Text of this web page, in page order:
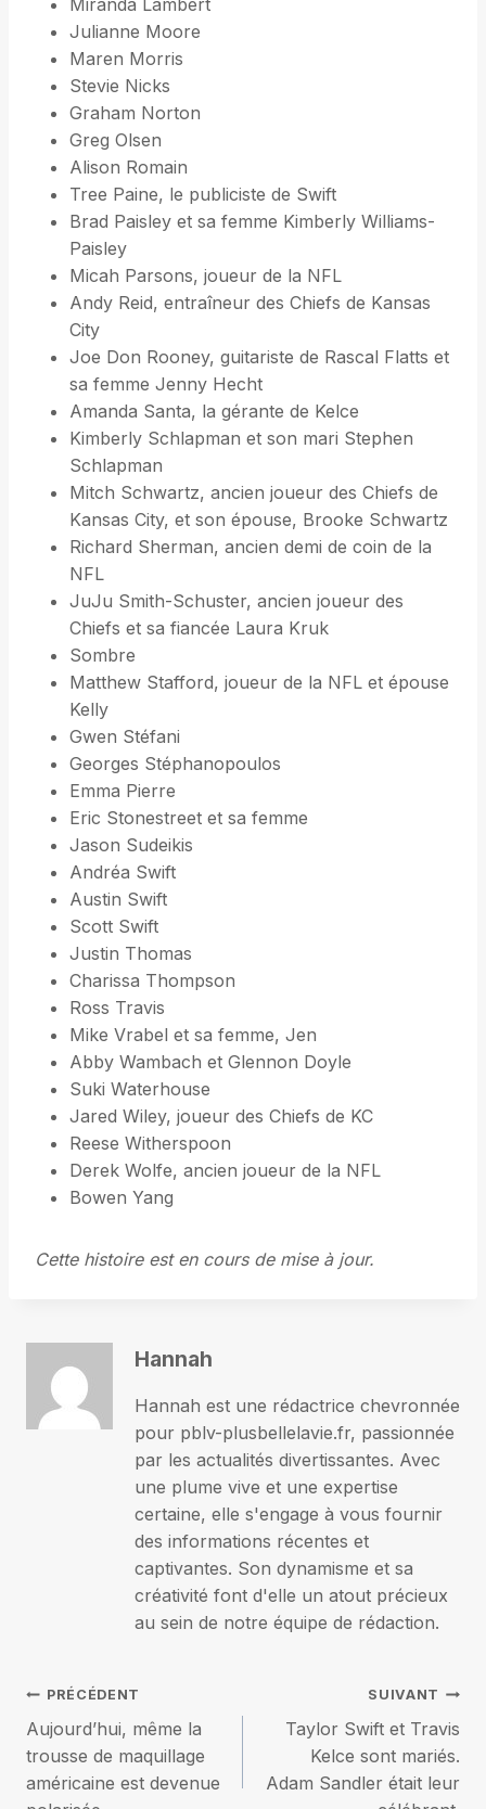
Miranda Lambert
Julianne Moore
Maren Morris
Stevie Nicks
Graham Norton
Greg Olsen
Alison Romain
Tree Paine, le publiciste de Swift
Brad Paisley et sa femme Kimberly Williams-
Paisley
Micah Parsons, joueur de la NFL
Andy Reid, entraîneur des Chiefs de Kansas
City
Joe Don Rooney, guitariste de Rascal Flatts et
sa femme Jenny Hecht
Amanda Santa, la gérante de Kelce
Kimberly Schlapman et son mari Stephen
Schlapman
Mitch Schwartz, ancien joueur des Chiefs de
Kansas City, et son épouse, Brooke Schwartz
Richard Sherman, ancien demi de coin de la
NFL
JuJu Smith-Schuster, ancien joueur des
Chiefs et sa fiancée Laura Kruk
Sombre
Matthew Stafford, joueur de la NFL et épouse
Kelly
Gwen Stéfani
Georges Stéphanopoulos
Emma Pierre
Eric Stonestreet et sa femme
Jason Sudeikis
Andréa Swift
Austin Swift
Scott Swift
Justin Thomas
Charissa Thompson
Ross Travis
Mike Vrabel et sa femme, Jen
Abby Wambach et Glennon Doyle
Suki Waterhouse
Jared Wiley, joueur des Chiefs de KC
Reese Witherspoon
Derek Wolfe, ancien joueur de la NFL
Bowen Yang
Cette histoire est en cours de mise à jour.
Hannah
Hannah est une rédactrice chevronnée
pour pblv-plusbellelavie.fr, passionnée
par les actualités divertissantes. Avec
une plume vive et une expertise
certaine, elle s'engage à vous fournir
des informations récentes et
captivantes. Son dynamisme et sa
créativité font d'elle un atout précieux
au sein de notre équipe de rédaction.
Navigation
de
PRÉCÉDENT
Aujourd’hui, même la
trousse de maquillage
américaine est devenue
SUIVANT
Taylor Swift et Travis
Kelce sont mariés.
Adam Sandler était leur